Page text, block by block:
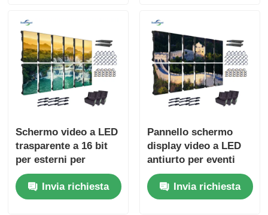
Schermo video a LED
trasparente a 16 bit
per esterni per
mostre e spettacoli al
copertoInvia richiesta
Pannello schermo
display video a LED
antiurto per eventi
all'aperto 110V
1000nitsInvia richiesta